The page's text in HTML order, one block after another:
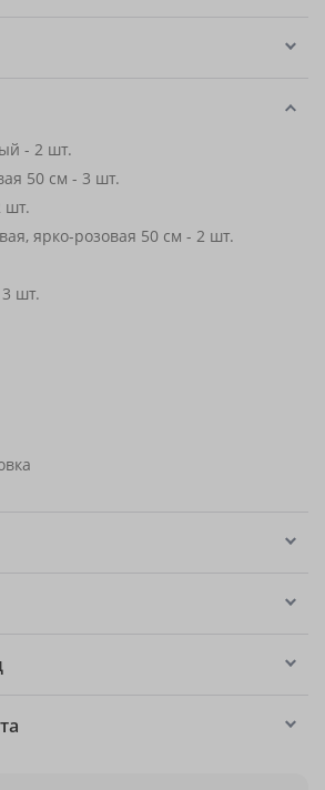
- 2 шт.
50 см - 3 шт.
шт.
ярко-розовая 50 см - 2 шт.
шт.